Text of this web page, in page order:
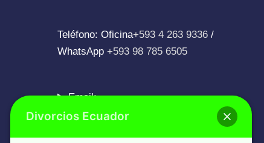
Teléfono: Oficina+593 4 263 9336 /
WhatsApp +593 98 785 6505
Email:
info@divorcios.ec
Divorcios Ecuador